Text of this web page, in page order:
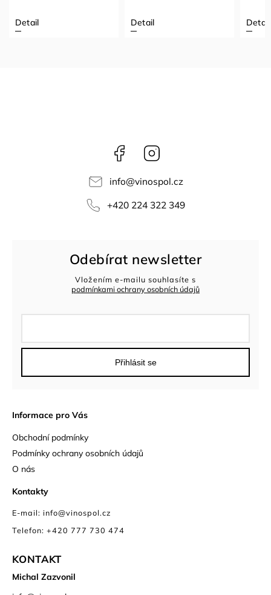
Detail Detail Detail
Facebook
info@vinospol.cz
+420 224 322 349
Odebírat newsletter
Vložením e-mailu souhlasíte s
podmínkami ochrany osobních údajů
Přihlásit se
Informace pro Vás
Obchodní podmínky
Podmínky ochrany osobních údajů
O nás
Kontakty
E-mail: info@vinospol.cz
Telefon: +420 777 730 474
KONTAKT
Michal Zazvonil